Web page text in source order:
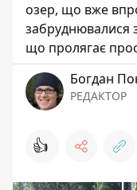
озер, що вже
забруднювалися
що пролягає
Богдан
РЕДАКТОР
👍